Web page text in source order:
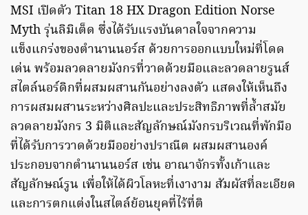
MSI เปิดตัว Titan 18 HX Dragon Edition Norse
Myth รุ่นลิมิเต็ด ซึ่งได้รับแรงบันดาลใจจากความ
แข็งแกร่งของตำนานนอร์ส ด้วยการออกแบบใหม่ที่โดด
เด่น พร้อมลวดลายมังกรที่วาดด้วยมือและลวดลายรูนส์
สไตล์นอร์ดิกที่ผสมผสานกันอย่างลงตัว แสดงให้เห็นถึง
การผสมผสานระหว่างศิลปะและประสิทธิภาพที่ล้ำสมัย
ลวดลายมังกร 3 มิติและสัญลักษณ์มังกรบริเวณที่พักมือ
ที่ได้รับการวาดด้วยมืออย่างปราณีต ผสมผสานองค์
ประกอบจากตำนานนอร์ส เช่น อาณาจักรทั้งเก้าและ
สัญลักษณ์รูน เพื่อให้ได้ผิวโลหะที่เงางาม สัมผัสที่ละเอียด
และการตกแต่งในสไตล์ย้อนยุคที่ไร้ที่ติ